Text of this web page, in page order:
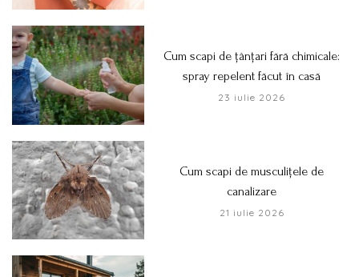
Cum scapi de țânțari fără chimicale:
spray repelent făcut în casă
23 iulie 2026
Cum scapi de musculițele de
canalizare
21 iulie 2026